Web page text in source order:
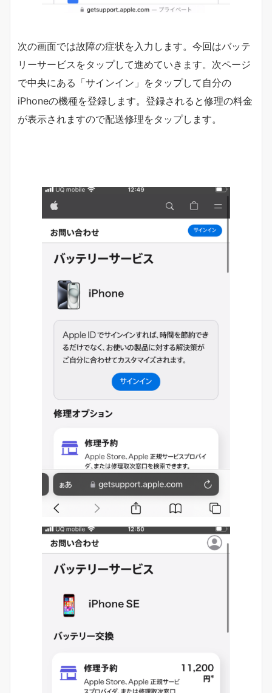
次の画面では故障の症状を入力します。今回はバッテ
リーサービスをタップして進めていきます。次ページ
で中央にある「サインイン」をタップして自分の
iPhoneの機種を登録します。登録されると修理の料金
が表示されますので配送修理をタップします。